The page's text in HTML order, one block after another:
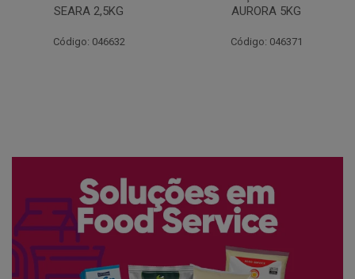
AURORA 5KG
Código: 046371
FATIADO PAKAN 200G
Código: 061522